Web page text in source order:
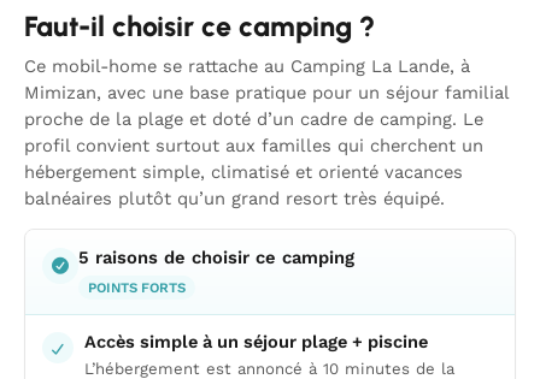
Faut-il choisir ce camping ?
Ce mobil-home se rattache au Camping La Lande, à
Mimizan, avec une base pratique pour un séjour familial
proche de la plage et doté d’un cadre de camping. Le
profil convient surtout aux familles qui cherchent un
hébergement simple, climatisé et orienté vacances
balnéaires plutôt qu’un grand resort très équipé.
5 raisons de choisir ce camping
POINTS FORTS
Accès simple à un séjour plage + piscine
L’hébergement est annoncé à 10 minutes de la